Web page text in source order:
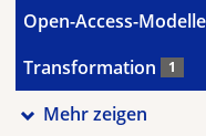
Open-Access-Modelle
Transformation 1
Mehr zeigen